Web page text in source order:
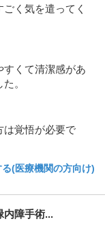
く気を遣ってく
すくて清潔感があ
。
は覚悟が必要で
(医療機関の方向け)
内障手術...